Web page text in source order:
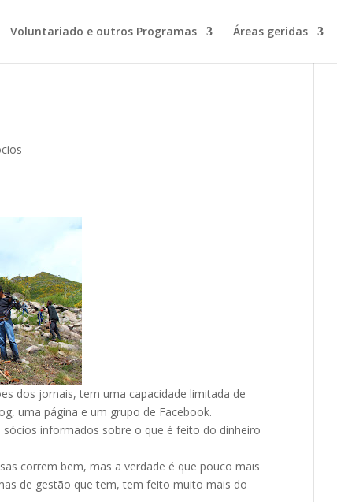
Voluntariado e outros Programas Áreas geridas
dos jornais, tem uma capacidade limitada de
uma página e um grupo de Facebook.
informados sobre o que é feito do dinheiro
correm bem, mas a verdade é que pouco mais
de gestão que tem, tem feito muito mais do